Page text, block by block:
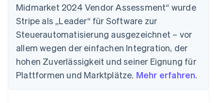
Midmarket 2024 Vendor Assessment“ wurde
Stripe als „Leader“ für Software zur
Steuerautomatisierung ausgezeichnet – vor
allem wegen der einfachen Integration, der
hohen Zuverlässigkeit und seiner Eignung für
Plattformen und Marktplätze. Mehr erfahren.